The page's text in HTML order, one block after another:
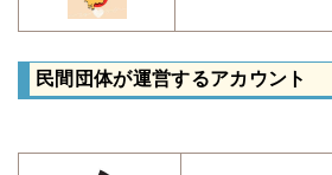
民間団体が運営するアカウント